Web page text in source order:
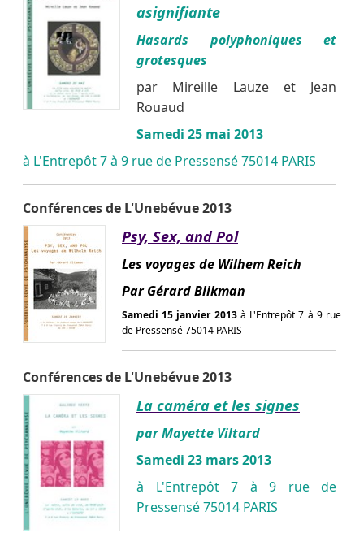
asignifiante
Hasards polyphoniques et
grotesques
par Mireille Lauze et Jean
Rouaud
Samedi 25 mai 2013
à L'Entrepôt 7 à 9 rue de Pressensé 75014 PARIS
Conférences de L'Unebévue 2013
Psy, Sex, and Pol
Les voyages de Wilhem Reich
Par Gérard Blikman
Samedi 15 janvier 2013 à L'Entrepôt 7 à 9 rue
de Pressensé 75014 PARIS
Conférences de L'Unebévue 2013
La caméra et les signes
par Mayette Viltard
Samedi 23 mars 2013
à L'Entrepôt 7 à 9 rue de
Pressensé 75014 PARIS